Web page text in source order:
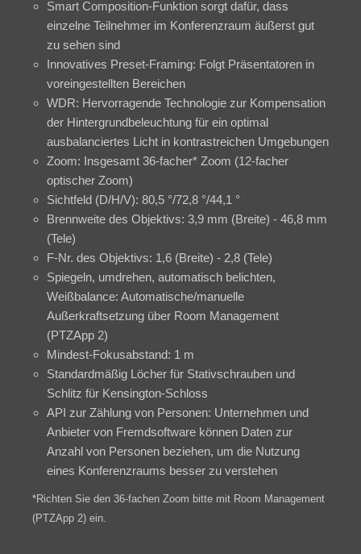
Smart Composition-Funktion sorgt dafür, dass
einzelne Teilnehmer im Konferenzraum äußerst gut
zu sehen sind
Innovatives Preset-Framing: Folgt Präsentatoren in
voreingestellten Bereichen
WDR: Hervorragende Technologie zur Kompensation
der Hintergrundbeleuchtung für ein optimal
ausbalanciertes Licht in kontrastreichen Umgebungen
Zoom: Insgesamt 36-facher* Zoom (12-facher
optischer Zoom)
Sichtfeld (D/H/V): 80,5 °/72,8 °/44,1 °
Brennweite des Objektivs: 3,9 mm (Breite) - 46,8 mm
(Tele)
F-Nr. des Objektivs: 1,6 (Breite) - 2,8 (Tele)
Spiegeln, umdrehen, automatisch belichten,
Weißbalance: Automatische/manuelle
Außerkraftsetzung über Room Management
(PTZApp 2)
Mindest-Fokusabstand: 1 m
Standardmäßig Löcher für Stativschrauben und
Schlitz für Kensington-Schloss
API zur Zählung von Personen: Unternehmen und
Anbieter von Fremdsoftware können Daten zur
Anzahl von Personen beziehen, um die Nutzung
eines Konferenzraums besser zu verstehen
*Richten Sie den 36-fachen Zoom bitte mit Room Management
(PTZApp 2) ein.